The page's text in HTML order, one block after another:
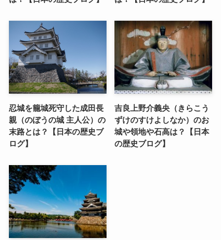
忍城を籠城死守した成田長
親（のぼうの城 主人公）の
末路とは？【日本の歴史ブ
ログ】
吉良上野介義央（きらこう
ずけのすけよしなか）のお
城や領地や石高は？【日本
の歴史ブログ】